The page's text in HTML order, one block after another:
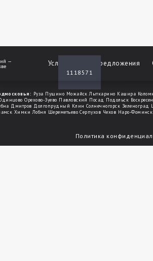
Услуги Спецпредложения
1118571
—
Руза Пущино Можайск Лыткарино Кашира
Орехово-Зуево Павловский Посад Подольск
Дмитров Долгопрудный Клин Солнечногорск Зеленоград
Химки Лобня Шереметьево Серпухов Чехов Наро-Фоминск
Политика